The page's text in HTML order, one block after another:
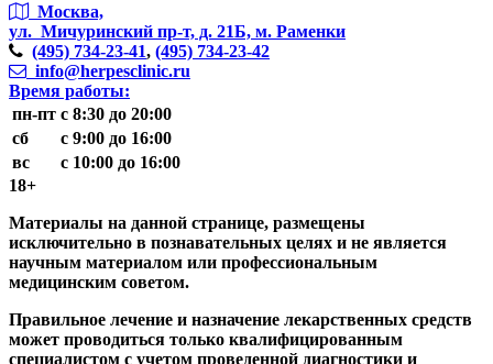
Москва,
ул. Мичуринский пр-т, д. 21Б, м. Раменки
(495) 734-23-41, (495) 734-23-42
info@herpesclinic.ru
Время работы:
пн-пт с 8:30 до 20:00
сб
с 9:00 до 16:00
вс
с 10:00 до 16:00
18+
Материалы на данной странице, размещены
исключительно в познавательных целях и не является
научным материалом или профессиональным
медицинским советом.
Правильное лечение и назначение лекарственных средств
может проводиться только квалифицированным
специалистом с учетом проведенной диагностики и